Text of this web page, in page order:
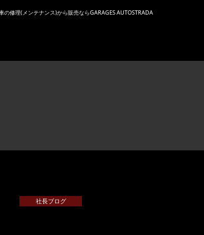
修理(メンテナンス)から販売ならGARAGES AUTOSTRADA
社長ブログ